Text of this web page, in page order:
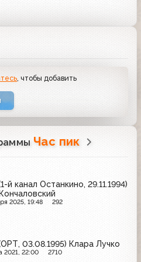
, чтобы добавить
Час пик
й канал Останкино, 29.11.1994)
2025, 19:48 292
03.08.1995) Клара Лучко
2021, 22:00 2710